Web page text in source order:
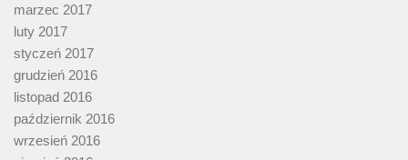
marzec 2017
luty 2017
styczeń 2017
grudzień 2016
listopad 2016
październik 2016
wrzesień 2016